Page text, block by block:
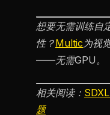
想要无需训练自
性？Multic 为视
——无需GPU。
相关阅读：
题